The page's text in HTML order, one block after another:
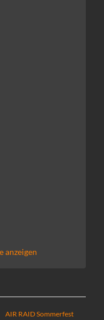
anzeigen
AIR RAID Sommerfest